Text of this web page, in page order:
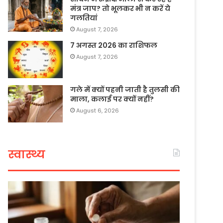
मंत्र जाप? तो भूलकर भी न करें ये
गलतियां
August 7, 2026
7 अगस्त 2026 का राशिफल
August 7, 2026
गले में क्यों पहनी जाती है तुलसी की
माला, कलाई पर क्यों नहीं?
August 6, 2026
स्वास्थ्य